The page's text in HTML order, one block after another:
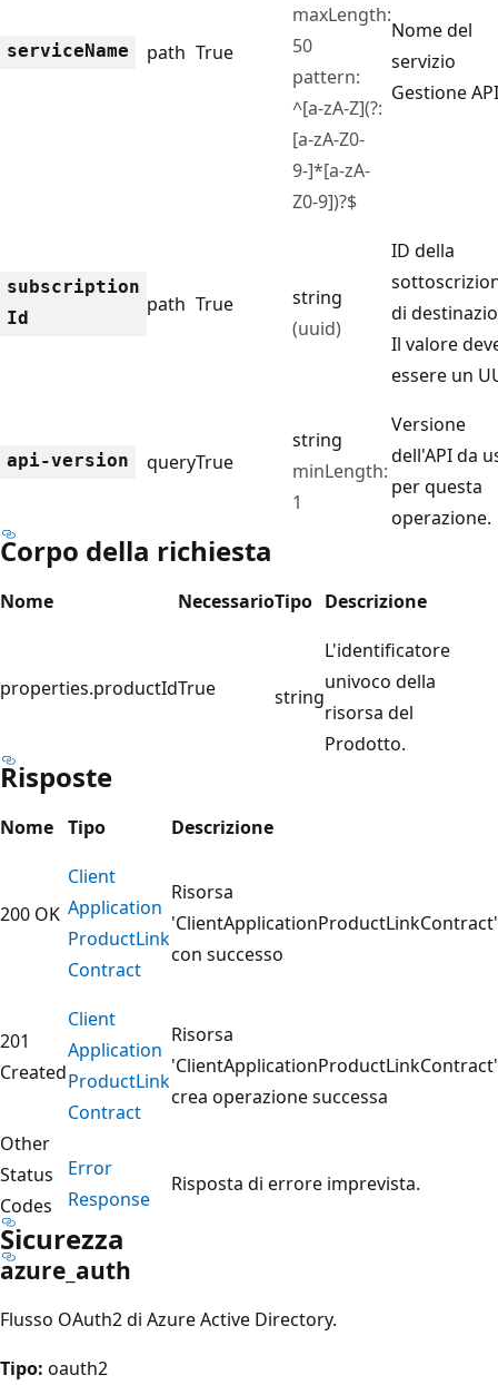
serviceName path True
maxLength:
50
pattern:
^[a-zA-Z](?:
[a-zA-Z0-
9-]*[a-zA-
Z0-9])?$
Nome del
servizio
Gestione
subscription
Id
path True
string
(uuid)
ID della
di
Il valore
essere un
api-version queryTrue
string
minLength:
1
Versione
dell'API da
per questa
operazione.
Corpo della richiesta
Nome NecessarioTipo Descrizione
properties.productIdTrue string
L'identificatore
univoco della
risorsa del
Prodotto.
Risposte
Nome Tipo Descrizione
200 OK
Client
Application
ProductLink
Contract
Risorsa
'ClientApplicationProductLinkContract'
con successo
201
Created
Client
Application
ProductLink
Contract
Risorsa
'ClientApplicationProductLinkContract'
crea operazione successa
Other
Status
Codes
Error
Response
Risposta di errore imprevista.
Sicurezza
azure_auth
Flusso OAuth2 di Azure Active Directory.
Tipo: oauth2